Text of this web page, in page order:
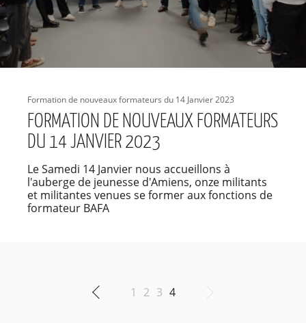
Formation de nouveaux formateurs du 14 Janvier 2023
FORMATION DE NOUVEAUX FORMATEURS
DU 14 JANVIER 2023
Le Samedi 14 Janvier nous accueillons à
l'auberge de jeunesse d'Amiens, onze militants
et militantes venues se former aux fonctions de
formateur BAFA
1 2 3 4